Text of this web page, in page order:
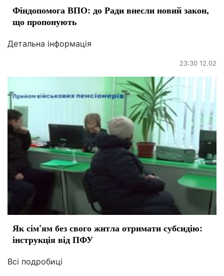
Фіндопомога ВПО: до Ради внесли новий закон,
що пропонують
Детальна інформація
23:30 12.02
Як сім'ям без свого житла отримати субсидію:
інструкція від ПФУ
Всі подробиці